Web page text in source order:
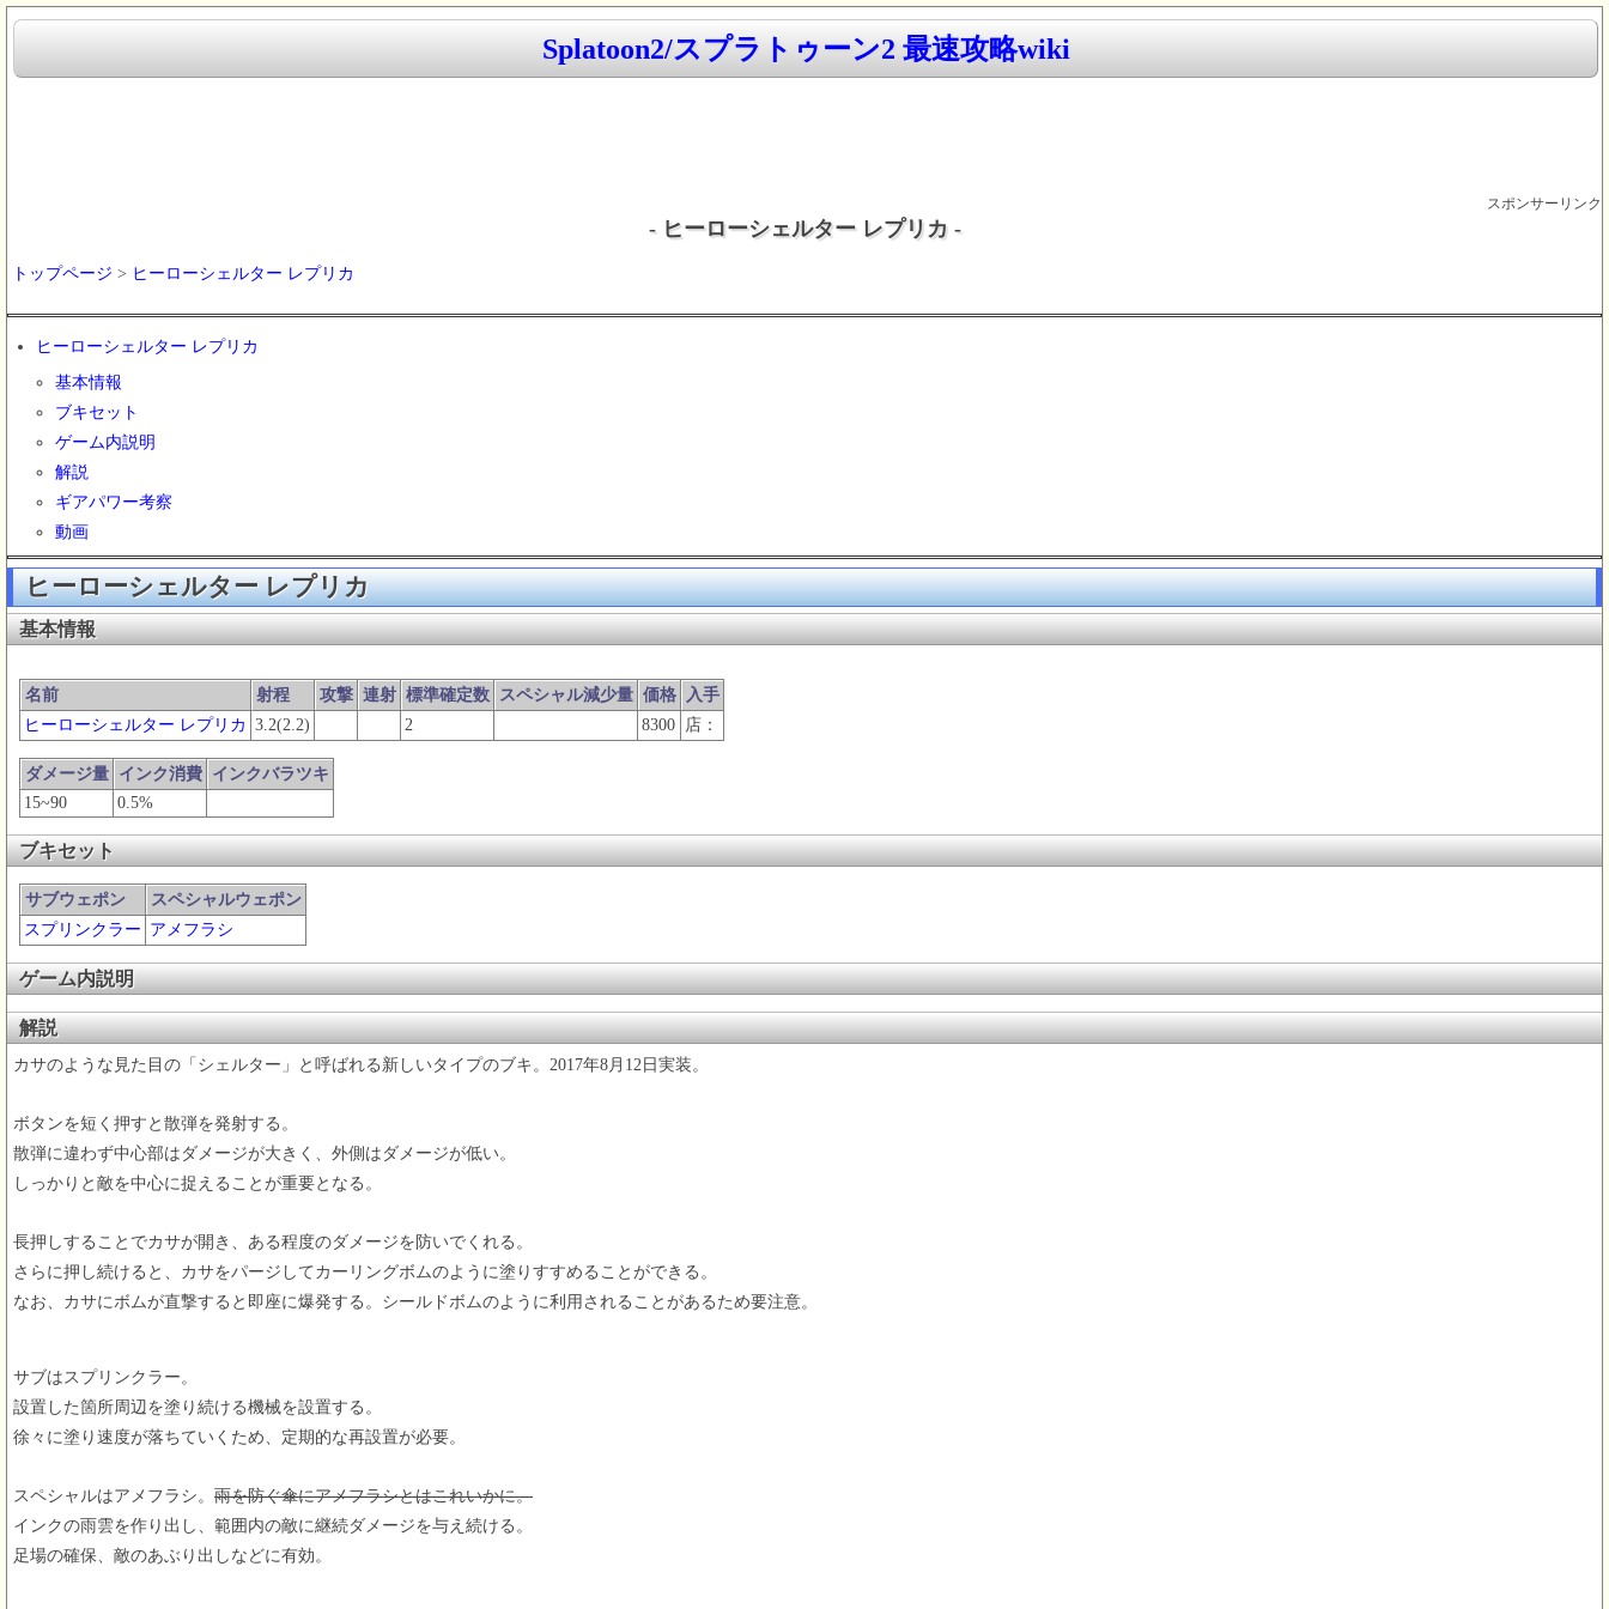
Splatoon2/スプラトゥーン2 最速攻略wiki
スポンサーリンク
- ヒーローシェルター レプリカ -
トップページ > ヒーローシェルター レプリカ
ヒーローシェルター レプリカ
基本情報
ブキセット
ゲーム内説明
解説
ギアパワー考察
動画
ヒーローシェルター レプリカ
基本情報
名前 射程 攻撃 連射 標準確定数 スペシャル減少量 価格
入手
ヒーローシェルター レプリカ 3.2(2.2) 2 8300 店：
ダメージ量 インク消費 インクバラツキ
15~90
0.5%
ブキセット
サブウェポン
スペシャルウェポン
スプリンクラー アメフラシ
ゲーム内説明
解説
カサのような見た目の「シェルター」と呼ばれる新しいタイプのブキ。2017年8月12日実装。
ボタンを短く押すと散弾を発射する。
散弾に違わず中心部はダメージが大きく、外側はダメージが低い。
しっかりと敵を中心に捉えることが重要となる。
長押しすることでカサが開き、ある程度のダメージを防いでくれる。
さらに押し続けると、カサをパージしてカーリングボムのように塗りすすめることができる。
なお、カサにボムが直撃すると即座に爆発する。シールドボムのように利用されることがあるため要注意。
サブはスプリンクラー。
設置した箇所周辺を塗り続ける機械を設置する。
徐々に塗り速度が落ちていくため、定期的な再設置が必要。
スペシャルはアメフラシ。 雨を防ぐ傘にアメフラシとはこれいかに。
インクの雨雲を作り出し、範囲内の敵に継続ダメージを与え続ける。
足場の確保、敵のあぶり出しなどに有効。